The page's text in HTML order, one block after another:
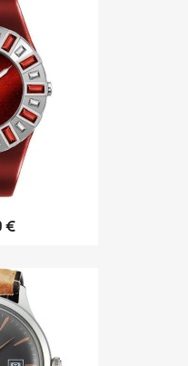
€